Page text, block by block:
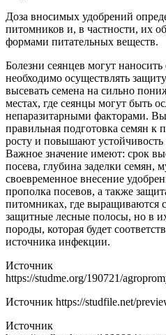
Доза вносимых удобрений
питомников и, в частности, их
формами питательных веществ.
Болезни сеянцев могут
необходимо осуществлять
высевать семена на сильно
местах, где сеянцы могут быть
непаразитарными факторами.
правильная подготовка семян к
росту и повышают устойчивость
Важное значение имеют: срок
посева, глубина заделки семян,
своевременное внесение
прополка посевов, а также
питомниках, где выращиваются
защитные лесные полосы, но в
породы, которая будет
источника инфекции.
Источник
https://studme.org/190721/
Источник https://studfile.net/
Источник